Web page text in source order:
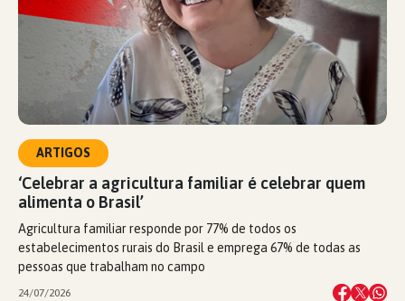
ARTIGOS
‘Celebrar a agricultura familiar é celebrar quem
alimenta o Brasil’
Agricultura familiar responde por 77% de todos os
estabelecimentos rurais do Brasil e emprega 67% de todas as
pessoas que trabalham no campo
24/07/2026